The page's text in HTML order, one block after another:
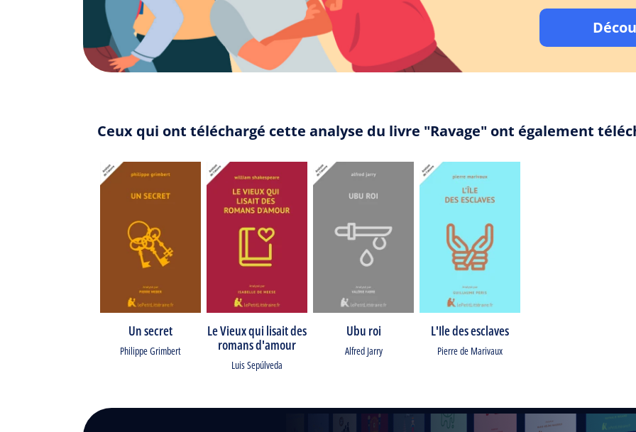
Ceux qui ont téléchargé cette analyse du livre "Ravage" ont également
Un secret
Philippe Grimbert
Le Vieux qui lisait des
romans d'amour
Luis Sepúlveda
Ubu roi
Alfred Jarry
L'Ile des esclaves
Pierre de Marivaux